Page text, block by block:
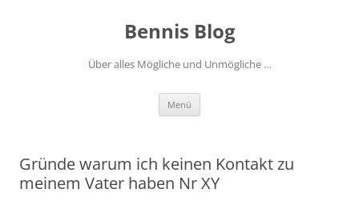
Bennis Blog
Über alles Mögliche und Unmögliche …
Menü
Gründe warum ich keinen Kontakt zu
meinem Vater haben Nr XY